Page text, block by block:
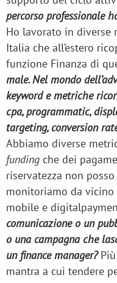
percorso professionale
Ho lavorato in
Italia che all’estero
funzione Finanza di
male. Nel mondo
keyword e metriche
cpa, programmatic,
targeting, conversion
Abbiamo diverse
funding che dei
riservatezza non
monitoriamo da
mobile e
comunicazione o un
o una campagna che
un finance manager?Più
mantra a cui tendere